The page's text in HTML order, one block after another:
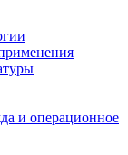
и операционное